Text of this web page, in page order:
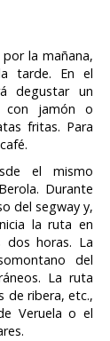
la mañana,
tarde. En el
degustar un
con jamón o
fritas. Para
el mismo
. Durante
del segway y,
la ruta en
dos horas. La
omontano del
La ruta
de ribera, etc.,
Veruela o el